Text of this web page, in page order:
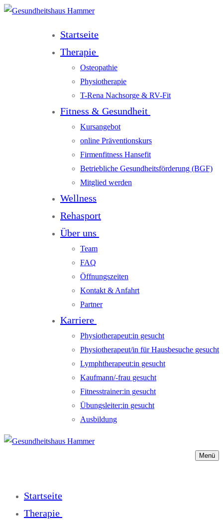
Startseite
Therapie
Osteopathie
Physiotherapie
T-Rena Nachsorge & RV-Fit
Fitness & Gesundheit
Kursangebot
online Präventionskurs
Firmenfitness Hansefit
Betriebliche Gesundheitsförderung (BGF)
Mitglied werden
Wellness
Rehasport
Über uns
Team
FAQ
Öffnungszeiten
Kontakt & Anfahrt
Partner
Karriere
Physiotherapeut:in gesucht
Physiotherapeut/in für Hausbesuche gesucht
Lymphtherapeut:in gesucht
Kaufmann/-frau gesucht
Fitnesstrainer:in gesucht
Übungsleiter:in gesucht
Ausbildung
Menü
Startseite
Therapie